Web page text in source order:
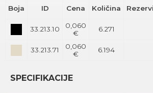
Boja ID Cena Količina
33.213.10
0,060
€
6.271
33.213.71
0,060
€
6.194
SPECIFIKACIJE